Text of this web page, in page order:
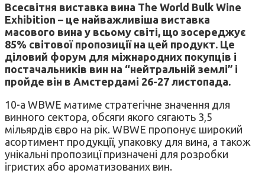
Всесвітня виставка вина The World Bulk Wine
Exhibition – це найважливіша виставка
масового вина у всьому світі, що зосереджує
85% світової пропозиції на цей продукт. Це
діловий форум для міжнародних покупців і
постачальників вин на “нейтральній землі” і
пройде він в Амстердамі 26-27 листопада.
10-а WBWE матиме стратегічне значення для
винного сектора, обсяги якого сягають 3,5
мільярдів євро на рік. WBWE пропонує широкий
асортимент продукції, упаковку для вина, а також
унікальні пропозицї призначені для розробки
ігристих або ароматизованих вин.